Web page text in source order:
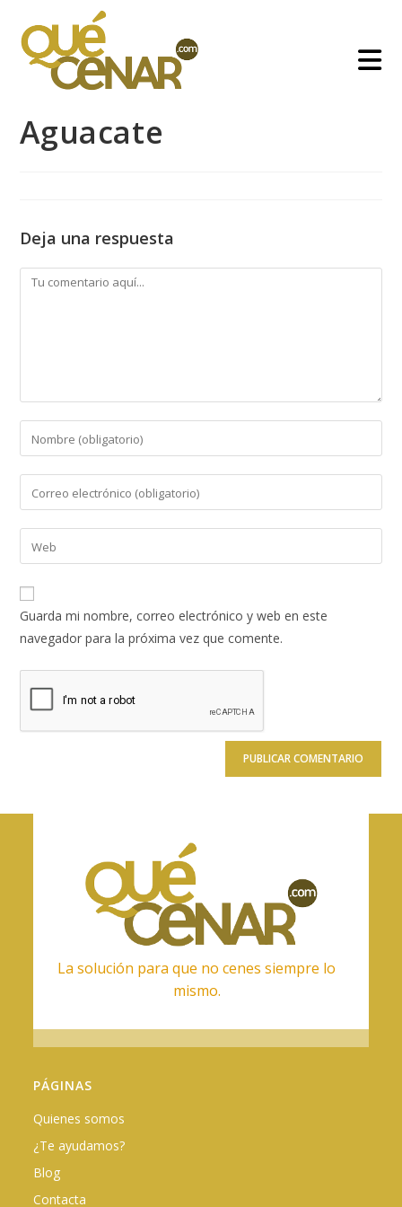
contenido
Aguacate
Deja una respuesta
Comentario
Introduce
tu
nombre
de
usuario
para
comentar
tu
dirección
de
electrónico
para
comentar
Introduce
la
URL
de
(opcional)
Guarda mi nombre, correo electrónico y web en este
navegador para la próxima vez que comente.
La solución para que no cenes siempre lo
mismo.
PÁGINAS
Quienes somos
¿Te ayudamos?
Blog
Contacta